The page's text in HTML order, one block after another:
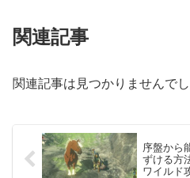
関連記事
関連記事は見つかりませんでし
序盤から
ずける方
ワイルド